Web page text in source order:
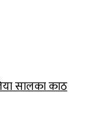
सालका काठ